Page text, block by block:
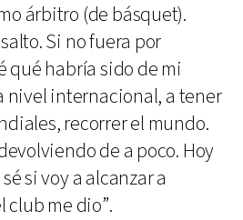
árbitro (de básquet).
Si no fuera por
qué habría sido de mi
nivel internacional, a tener
recorrer el mundo.
de a poco. Hoy
si voy a alcanzar a
club me dio”.